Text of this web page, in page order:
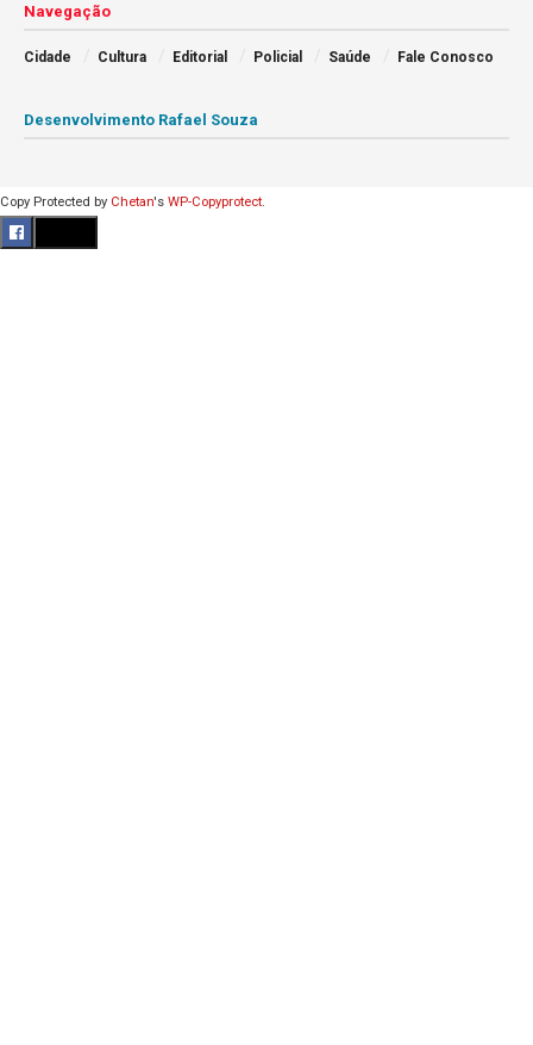
Navegação
Cidade Cultura Editorial Policial Saúde Fale Conosco
Desenvolvimento Rafael Souza
Copy Protected by Chetan's WP-Copyprotect.